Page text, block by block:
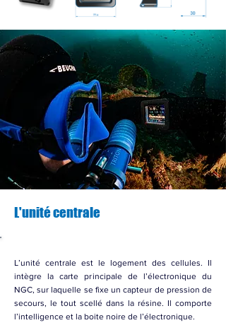
L'unité centrale
L’unité centrale est le logement des cellules. Il
intègre la carte principale de l’électronique du
NGC, sur laquelle se fixe un capteur de pression de
secours, le tout scellé dans la résine. Il comporte
l’intelligence et la boite noire de l’électronique.